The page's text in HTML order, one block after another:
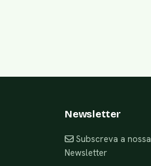
Newsletter
Subscreva a nossa
Newsletter